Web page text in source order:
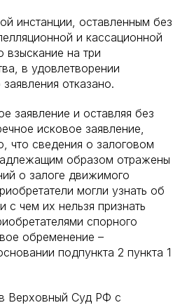
инстанции, оставленным без
и кассационной
взыскание на три
в удовлетворении
отказано.
заявление и оставляя без
исковое заявление,
что сведения о залоговом
образом отражены
о залоге движимого
могли узнать об
с чем их нельзя признать
спорного
обременение –
подпункта 2 пункта 1
Верховный Суд РФ с